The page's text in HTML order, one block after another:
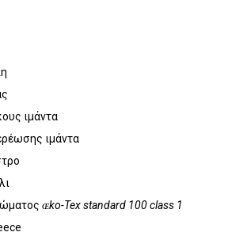
ιμάντα
ιμάντα
ɶko-Tex standard 100 class 1